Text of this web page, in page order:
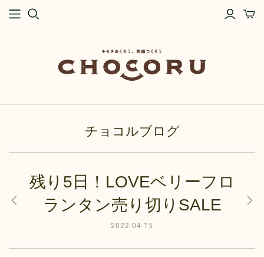
チョコルブログ
残り5日！LOVEベリーフロ
ランタン売り切りSALE
2022-04-15